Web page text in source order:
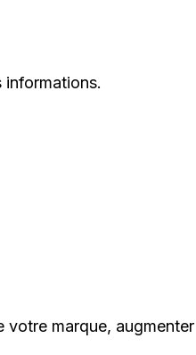
informations.
marque,